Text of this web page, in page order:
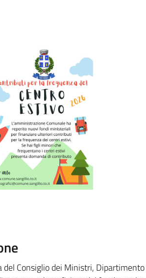
del Consiglio dei Ministri,